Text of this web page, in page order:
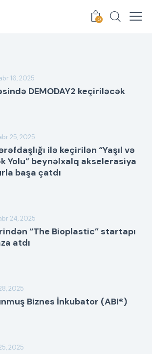
0
16, 2025
DEMODAY2 keçiriləcək
25, 2025
ilə keçirilən “Yaşıl və
Yolu” beynəlxalq akselerasiya
başa çatdı
24, 2025
“The Bioplastic” startapı
atdı
2025
Biznes İnkubator (ABI®)
2025